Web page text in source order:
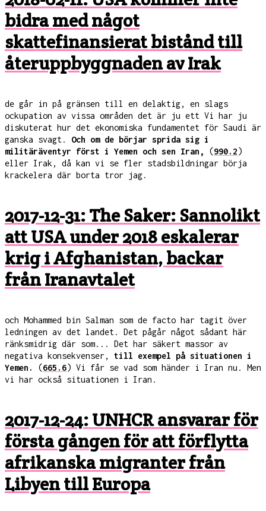
bidra med något
skattefinansierat bistånd till
återuppbyggnaden av Irak
de går in på gränsen till en delaktig, en slags
ockupation av vissa områden det är ju ett Vi har ju
diskuterat hur det ekonomiska fundamentet för Saudi är
ganska svagt. Och om de börjar sprida sig i
militäräventyr först i Yemen och sen Iran,
(990.2)
eller Irak, då kan vi se fler stadsbildningar börja
krackelera där borta tror jag.
2017-12-31: The Saker: Sannolikt
att USA under 2018 eskalerar
krig i Afghanistan, backar
från Iranavtalet
och Mohammed bin Salman som de facto har tagit över
ledningen av det landet. Det pågår något sådant här
ränksmidrig där som... Det har säkert massor av
negativa konsekvenser, till exempel på situationen i
Yemen.
(665.6) Vi får se vad som händer i Iran nu. Men
vi har också situationen i Iran.
2017-12-24: UNHCR ansvarar för
första gången för att förflytta
afrikanska migranter från
Libyen till Europa